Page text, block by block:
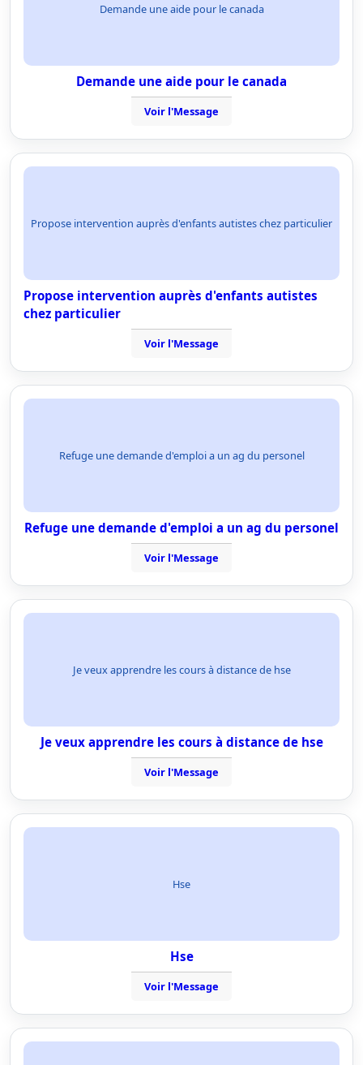
Demande une aide pour le canada
Demande une aide pour le canada
Voir l'Message
Propose intervention auprès d'enfants autistes chez particulier
Propose intervention auprès d'enfants autistes
chez particulier
Voir l'Message
Refuge une demande d'emploi a un ag du personel
Refuge une demande d'emploi a un ag du personel
Voir l'Message
Je veux apprendre les cours à distance de hse
Je veux apprendre les cours à distance de hse
Voir l'Message
Hse
Hse
Voir l'Message